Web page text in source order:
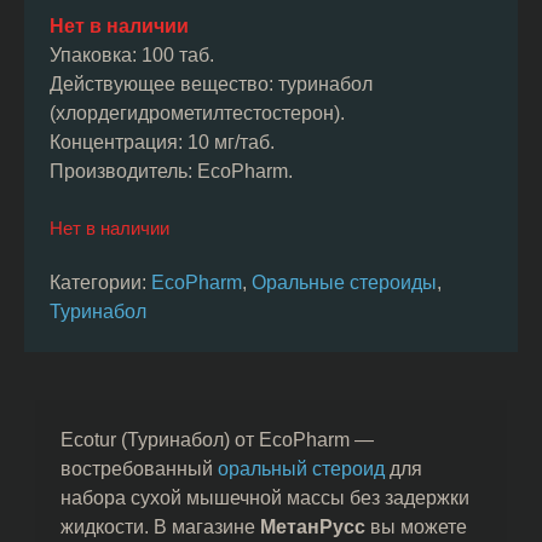
Нет в наличии
Упаковка: 100 таб.
Действующее вещество: туринабол
(хлордегидрометилтестостерон).
Концентрация: 10 мг/таб.
Производитель: EcoPharm.
Нет в наличии
Категории: EcoPharm, Оральные стероиды,
Туринабол
Ecotur (Туринабол) от EcoPharm —
востребованный оральный стероид для
набора сухой мышечной массы без задержки
жидкости. В магазине МетанРусс вы можете